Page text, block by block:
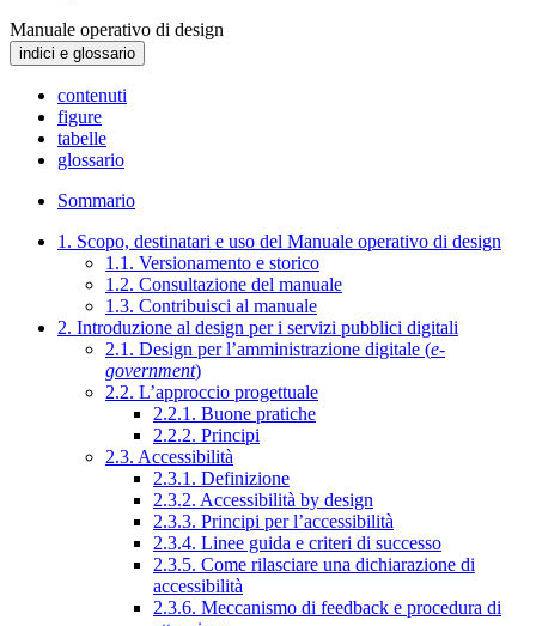
Manuale operativo di design
indici e glossario
contenuti
figure
tabelle
glossario
Sommario
1. Scopo, destinatari e uso del Manuale operativo di design
1.1. Versionamento e storico
1.2. Consultazione del manuale
1.3. Contribuisci al manuale
2. Introduzione al design per i servizi pubblici digitali
2.1. Design per l’amministrazione digitale (e-
government)
2.2. L’approccio progettuale
2.2.1. Buone pratiche
2.2.2. Principi
2.3. Accessibilità
2.3.1. Definizione
2.3.2. Accessibilità by design
2.3.3. Principi per l’accessibilità
2.3.4. Linee guida e criteri di successo
2.3.5. Come rilasciare una dichiarazione di
accessibilità
2.3.6. Meccanismo di feedback e procedura di